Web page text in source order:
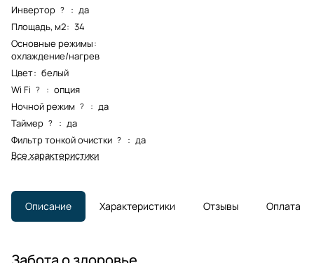
Инвертор ? : да
Площадь, м2: 34
Основные режимы:
охлаждение/нагрев
Цвет: белый
Wi Fi ? : опция
Ночной режим ? : да
Таймер ? : да
Фильтр тонкой очистки ? : да
Все характеристики
Описание Характеристики Отзывы Оплата